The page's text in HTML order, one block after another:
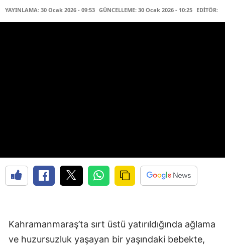
YAYINLAMA: 30 Ocak 2026 - 09:53 GÜNCELLEME: 30 Ocak 2026 - 10:25 EDİTÖR:
Kahramanmaraş’ta sırt üstü yatırıldığında ağlama
ve huzursuzluk yaşayan bir yaşındaki bebekte,